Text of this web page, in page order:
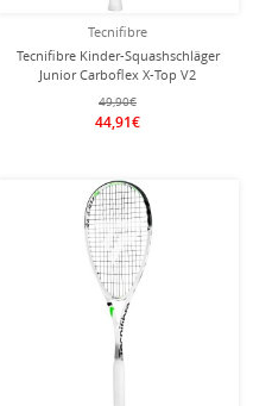
Tecnifibre
Tecnifibre Kinder-Squashschläger
Junior Carboflex X-Top V2
150g/kopflastig 2024 weiss - besaitet
-
49,90€
44,91€